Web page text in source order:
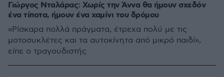
Γιώργος Νταλάρας: Χωρίς την Άννα θα ήμουν σχεδόν
ένα τίποτα, ήμουν ένα χαμίνι του δρόμου
«Ρίσκαρα πολλά πράγματα, έτρεχα πολύ με τις
μοτοσυκλέτες και τα αυτοκίνητα από μικρό παιδί»,
είπε ο τραγουδιστής